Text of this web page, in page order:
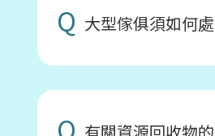
Q 大型傢俱須如何
Q